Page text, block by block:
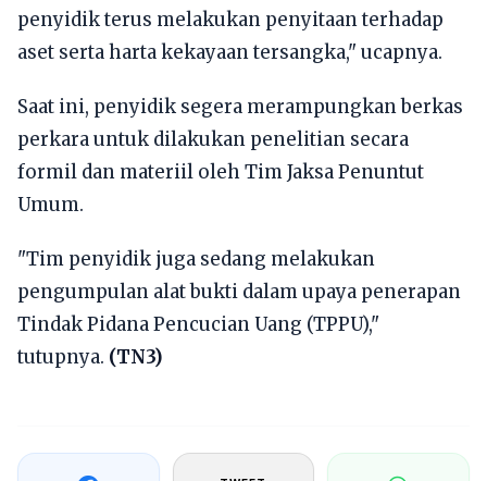
penyidik terus melakukan penyitaan terhadap
aset serta harta kekayaan tersangka," ucapnya.
Saat ini, penyidik segera merampungkan berkas
perkara untuk dilakukan penelitian secara
formil dan materiil oleh Tim Jaksa Penuntut
Umum.
"Tim penyidik juga sedang melakukan
pengumpulan alat bukti dalam upaya penerapan
Tindak Pidana Pencucian Uang (TPPU),"
tutupnya. (TN3)